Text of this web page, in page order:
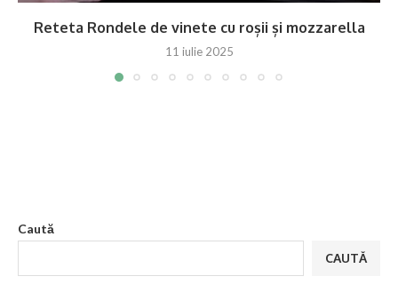
Reteta Rondele de vinete cu roșii și mozzarella
11 iulie 2025
Caută
CAUTĂ